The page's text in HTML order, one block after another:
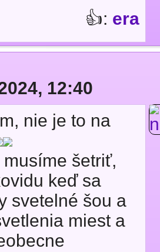
👍: era
12:40
nie je to na
šetriť,
keď sa
svetelné šou a
miest a